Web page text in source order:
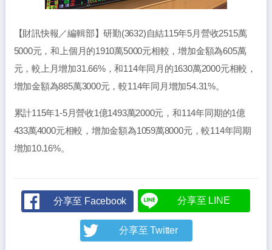
【財訊快報／編輯部】研勤(3632)自結115年5月營收2515萬
5000元，和上個月的1910萬5000元相較，增加金額為605萬
元，較上月增加31.66%，和114年同月的1630萬2000元相較，
增加金額為885萬3000元，較114年同月增加54.31%。
累計115年1-5月營收1億1493萬2000元，和114年同期的1億
433萬4000元相較，增加金額為1059萬8000元，較114年同期
增加10.16%。
分享至 Facebook 分享至 LINE
分享至 Twitter